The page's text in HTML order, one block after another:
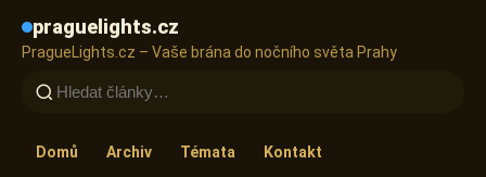
praguelights.cz
PragueLights.cz – Vaše brána do nočního světa Prahy
Domů Archiv Témata
Kontakt